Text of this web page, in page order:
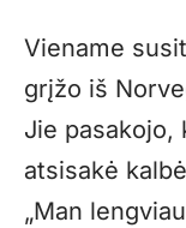
Viename
grįžo iš
Jie pasakojo,
atsisakė
„Man